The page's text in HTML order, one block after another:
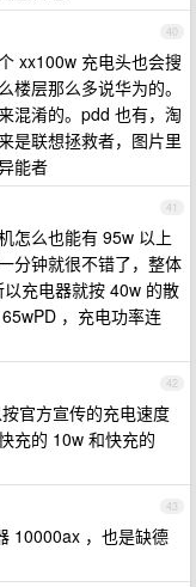
40
xx100w 充电头也会搜
层那么多说华为的。
混淆的。pdd 也有，淘
是联想拯救者，图片里
能者
41
怎么也能有 95w 以上
分钟就很不错了，整体
充电器就按 40w 的散
，充电功率连
42
官方宣传的充电速度
充的 10w 和快充的
43
10000ax ，也是缺德